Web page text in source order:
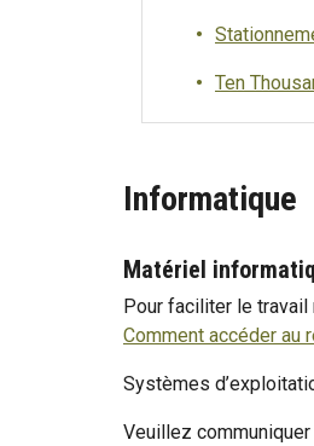
Ten
Informatique
Matériel
Pour faciliter le
Comment accéder au
Systèmes
Veuillez